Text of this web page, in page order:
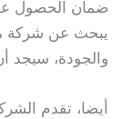
ضمان الحصول
يبحث عن شركة
والجودة، سيجد
أيضا، تقدم